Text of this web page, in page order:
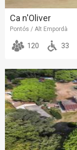
Ca n'Oliver
Pontós / Alt Empordà
120 33